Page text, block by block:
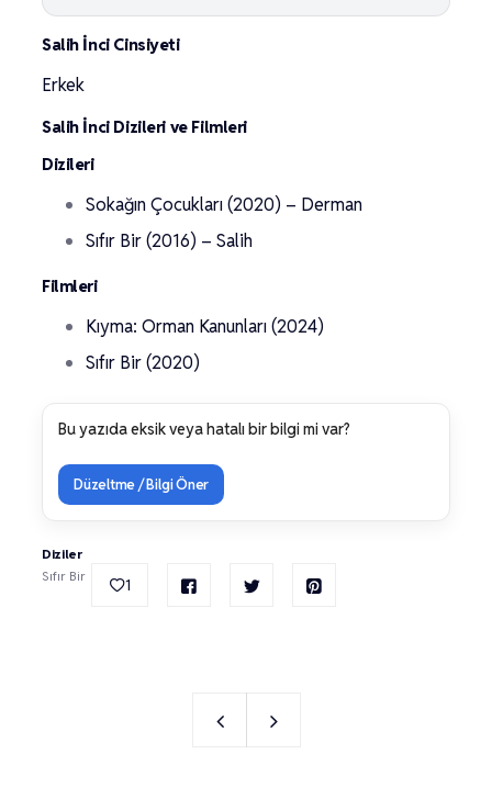
Salih İnci Cinsiyeti
Erkek
Salih İnci Dizileri ve Filmleri
Dizileri
Sokağın Çocukları (2020) – Derman
Sıfır Bir (2016) – Salih
Filmleri
Kıyma: Orman Kanunları (2024)
Sıfır Bir (2020)
Bu yazıda eksik veya hatalı bir bilgi mi var?
Düzeltme / Bilgi Öner
Diziler
Sıfır Bir
1